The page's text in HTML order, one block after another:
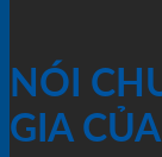
NÓI
GIA